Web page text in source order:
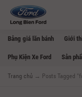
Bảng giá lăn bánh Giới
Phụ Kiện Xe Ford Sản
Trang chủ → Posts Tagged